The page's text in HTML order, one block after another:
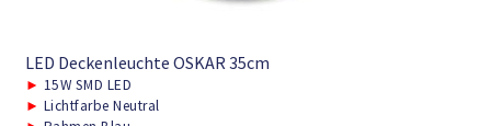
LED Deckenleuchte OSKAR 35cm
► 15W SMD LED
► Lichtfarbe Neutral